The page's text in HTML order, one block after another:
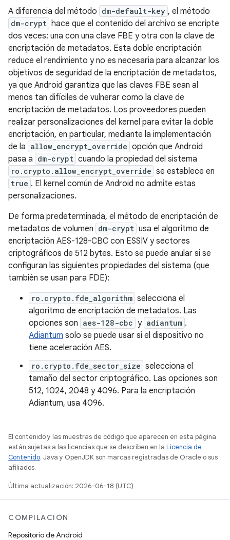
A diferencia del método dm-default-key , el método
dm-crypt hace que el contenido del archivo se encripte
dos veces: una con una clave FBE y otra con la clave de
encriptación de metadatos. Esta doble encriptación
reduce el rendimiento y no es necesaria para alcanzar los
objetivos de seguridad de la encriptación de metadatos,
ya que Android garantiza que las claves FBE sean al
menos tan difíciles de vulnerar como la clave de
encriptación de metadatos. Los proveedores pueden
realizar personalizaciones del kernel para evitar la doble
encriptación, en particular, mediante la implementación
de la allow_encrypt_override opción que Android
pasa a dm-crypt cuando la propiedad del sistema
ro.crypto.allow_encrypt_override se establece en
true . El kernel común de Android no admite estas
personalizaciones.
De forma predeterminada, el método de encriptación de
metadatos de volumen dm-crypt usa el algoritmo de
encriptación AES-128-CBC con ESSIV y sectores
criptográficos de 512 bytes. Esto se puede anular si se
configuran las siguientes propiedades del sistema (que
también se usan para FDE):
ro.crypto.fde_algorithm selecciona el
algoritmo de encriptación de metadatos. Las
opciones son aes-128-cbc y adiantum .
Adiantum solo se puede usar si el dispositivo no
tiene aceleración AES.
ro.crypto.fde_sector_size selecciona el
tamaño del sector criptográfico. Las opciones son
512, 1024, 2048 y 4096. Para la encriptación
Adiantum, usa 4096.
El contenido y las muestras de código que aparecen en esta página
están sujetas a las licencias que se describen en la Licencia de
Contenido. Java y OpenJDK son marcas registradas de Oracle o sus
afiliados.
Última actualización: 2026-06-18 (UTC)
COMPILACIÓN
Repositorio de Android